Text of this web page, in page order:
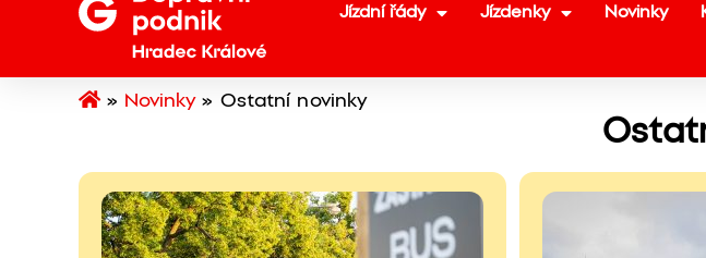
Jízdní řády Jízdenky Novinky
» Novinky» Ostatní novinky